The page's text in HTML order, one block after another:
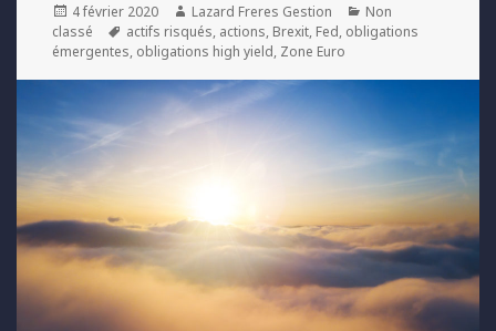
Posted
on
4 février 2020 Author
Lazard Freres Gestion Categories
Non
classé
Tags
actifs risqués, actions, Brexit, Fed, obligations
émergentes, obligations high yield, Zone Euro